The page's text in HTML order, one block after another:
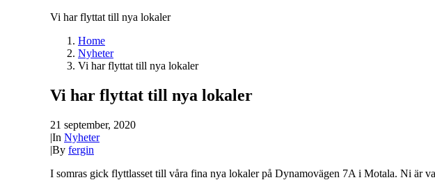
Vi har flyttat till nya lokaler
Home
Nyheter
Vi har flyttat till nya lokaler
Vi har flyttat till nya lokaler
21 september, 2020
|In Nyheter
|By fergin
I somras gick flyttlasset till våra fina nya lokaler på Dynamovägen 7A i Motala. Ni är